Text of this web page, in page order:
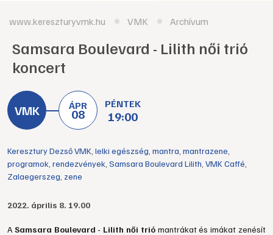
www.kereszturyvmk.hu VMK Archívum
Samsara Boulevard - Lilith női trió
koncert
ÁPR
08
PÉNTEK
19:00
Keresztury Dezső VMK lelki egészség mantra mantrazene
programok rendezvények Samsara Boulevard Lilith VMK Caffé
Zalaegerszeg zene
2022. április 8. 19.00
A Samsara Boulevard - Lilith női trió mantrákat és imákat zenésít